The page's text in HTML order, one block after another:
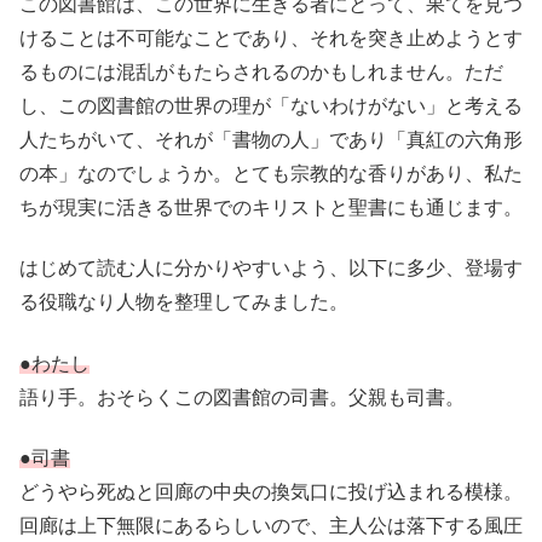
この図書館は、この世界に生きる者にとって、果てを見つ
けることは不可能なことであり、それを突き止めようとす
るものには混乱がもたらされるのかもしれません。ただ
し、この図書館の世界の理が「ないわけがない」と考える
人たちがいて、それが「書物の人」であり「真紅の六角形
の本」なのでしょうか。とても宗教的な香りがあり、私た
ちが現実に活きる世界でのキリストと聖書にも通じます。
はじめて読む人に分かりやすいよう、以下に多少、登場す
る役職なり人物を整理してみました。
●わたし
語り手。おそらくこの図書館の司書。父親も司書。
●司書
どうやら死ぬと回廊の中央の換気口に投げ込まれる模様。
回廊は上下無限にあるらしいので、主人公は落下する風圧